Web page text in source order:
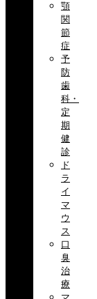
顎
関
節
症
予
防
歯
科・
定
期
健
診
ド
ラ
イ
マ
ウ
ス
口
臭
治
療